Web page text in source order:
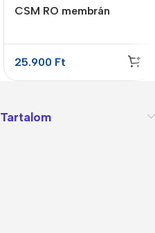
CSM RO membrán
25.900 Ft
Tartalom